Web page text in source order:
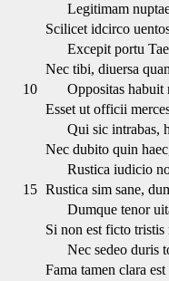
Legitimam nuptae
Scilicet idcirco
Excepit portu
Nec tibi, diuersa
10
Oppositas habuit
Esset ut officii
Qui sic intrabas,
Nec dubito quin
Rustica iudicio
15 Rustica sim sane,
Dumque tenor
Si non est ficto
Nec sedeo duris
Fama tamen clara